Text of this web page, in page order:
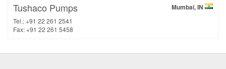
Mumbai, IN
Tushaco Pumps
Tel.: +91 22 261 2541
Fax: +91 22 261 5458